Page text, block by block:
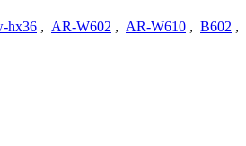
hx36 , AR-W602 , AR-W610 , B602 ,